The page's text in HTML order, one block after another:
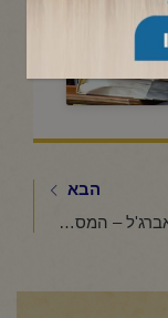
הבא
הרב יורם אברג'ל – המסר היומי – שקר החן והבל היופי – כ"ב תמוז תשפ"ו